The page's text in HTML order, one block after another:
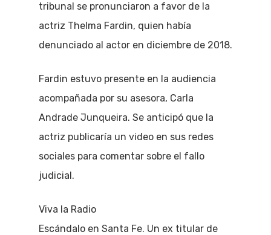
tribunal se pronunciaron a favor de la
actriz Thelma Fardin, quien había
denunciado al actor en diciembre de 2018.
Fardin estuvo presente en la audiencia
acompañada por su asesora, Carla
Andrade Junqueira. Se anticipó que la
actriz publicaría un video en sus redes
sociales para comentar sobre el fallo
judicial.
Viva la Radio
Escándalo en Santa Fe. Un ex titular de